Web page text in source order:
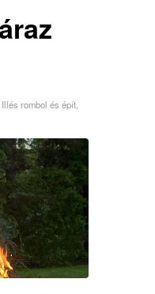
rombol és épít,